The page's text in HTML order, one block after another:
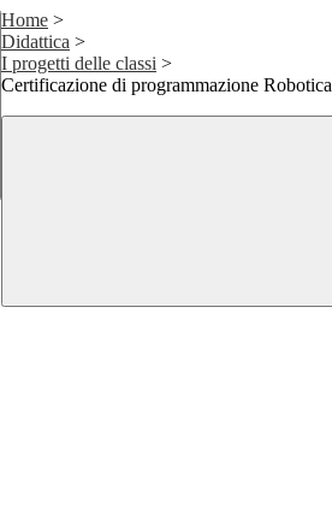
Home >
Didattica >
I progetti delle classi >
Certificazione di programmazione Robotica